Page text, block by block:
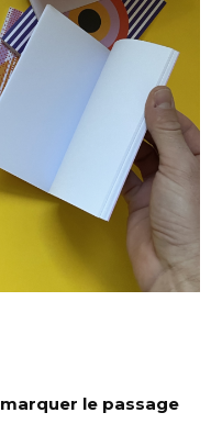
le passage